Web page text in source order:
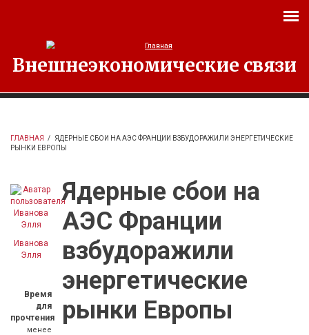
Внешнеэкономические связи
ГЛАВНАЯ /
ЯДЕРНЫЕ СБОИ НА АЭС ФРАНЦИИ ВЗБУДОРАЖИЛИ ЭНЕРГЕТИЧЕСКИЕ
РЫНКИ ЕВРОПЫ
Иванова
Элля
Время
для
прочтения
менее
Ядерные сбои на
АЭС Франции
взбудоражили
энергетические
рынки Европы